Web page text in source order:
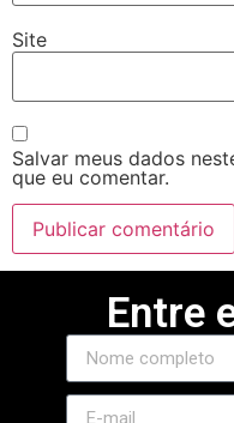
giriş
Panel
Site
Salvar meus dados
que eu comentar.
Entre